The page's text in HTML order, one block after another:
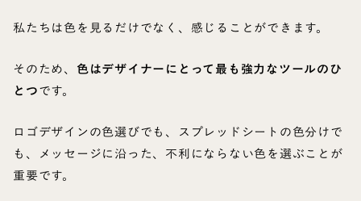
私たちは色を見るだけでなく、感じることができます。
そのため、 色はデザイナーにとって最も強力なツールのひ
とつです。
ロゴデザインの色選びでも、スプレッドシートの色分けで
も、メッセージに沿った、不利にならない色を選ぶことが
重要です。